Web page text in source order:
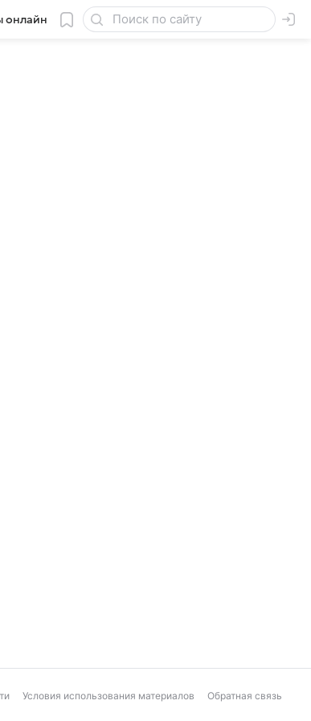
онлайн
Условия использования материалов Обратная связь